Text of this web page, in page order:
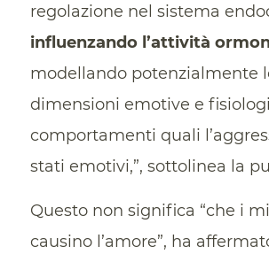
regolazione nel sistema
influenzando l’attività
modellando potenzialmente
dimensioni emotive e
comportamenti quali
stati emotivi,”, sottolinea la
Questo non significa “che i
causino l’amore”, ha